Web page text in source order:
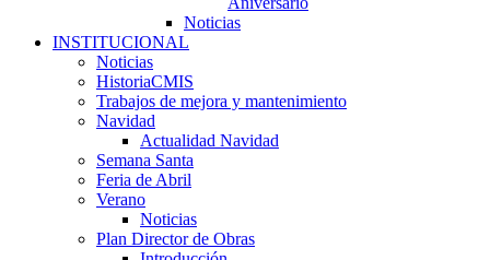
Noticias
INSTITUCIONAL
Noticias
HistoriaCMIS
Trabajos de mejora y mantenimiento
Navidad
Actualidad Navidad
Semana Santa
Feria de Abril
Verano
Noticias
Plan Director de Obras